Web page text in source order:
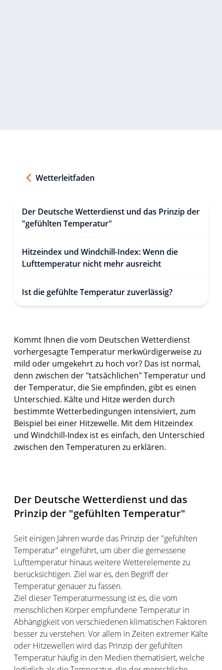
Wetterleitfaden
Der Deutsche Wetterdienst und das Prinzip der
"gefühlten Temperatur"
Hitzeindex und Windchill-Index: Wenn die
Lufttemperatur nicht mehr ausreicht
Ist die gefühlte Temperatur zuverlässig?
Kommt Ihnen die vom Deutschen Wetterdienst
vorhergesagte Temperatur merkwürdigerweise zu
mild oder umgekehrt zu hoch vor? Das ist normal,
denn zwischen der "tatsächlichen" Temperatur und
der Temperatur, die Sie empfinden, gibt es einen
Unterschied. Kälte und Hitze werden durch
bestimmte Wetterbedingungen intensiviert, zum
Beispiel bei einer Hitzewelle. Mit dem Hitzeindex
und Windchill-Index ist es einfach, den Unterschied
zwischen den Temperaturen zu erklären.
Der Deutsche Wetterdienst und das
Prinzip der "gefühlten Temperatur"
Seit einigen Jahren wurde das Prinzip der "gefühlten
Temperatur" eingeführt, um über die gemessene
Lufttemperatur hinaus weitere Wetterelemente zu
berücksichtigen. Ziel war es, den Begriff der
Temperatur genauer zu fassen.
Ziel dieser Temperaturmessung ist es, die vom
menschlichen Körper empfundene Temperatur in
Abhängigkeit von verschiedenen klimatischen Faktoren
besser zu verstehen. Vor allem in Zeiten extremer Kälte
oder Hitzewellen wird das Prinzip der gefühlten
Temperatur häufig in den Medien thematisiert, welche